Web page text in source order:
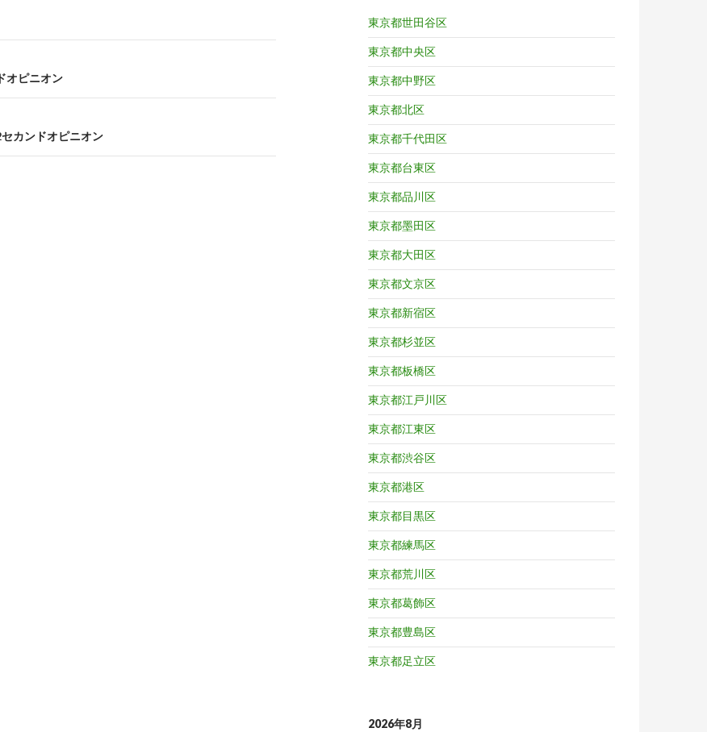
オピニオン
カンドオピニオン
東京都世田谷区
東京都中央区
東京都中野区
東京都北区
東京都千代田区
東京都台東区
東京都品川区
東京都墨田区
東京都大田区
東京都文京区
東京都新宿区
東京都杉並区
東京都板橋区
東京都江戸川区
東京都江東区
東京都渋谷区
東京都港区
東京都目黒区
東京都練馬区
東京都荒川区
東京都葛飾区
東京都豊島区
東京都足立区
2026年8月